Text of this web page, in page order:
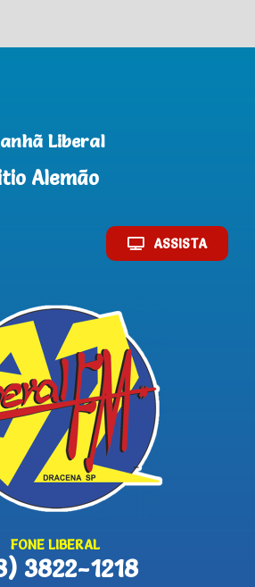
Liberal
Alemão
ASSISTA
FONE LIBERAL
3822-1218